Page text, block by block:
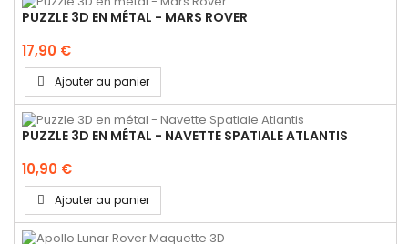
PUZZLE 3D EN MÉTAL - MARS ROVER
17,90 €
Ajouter au panier
PUZZLE 3D EN MÉTAL - NAVETTE SPATIALE ATLANTIS
10,90 €
Ajouter au panier